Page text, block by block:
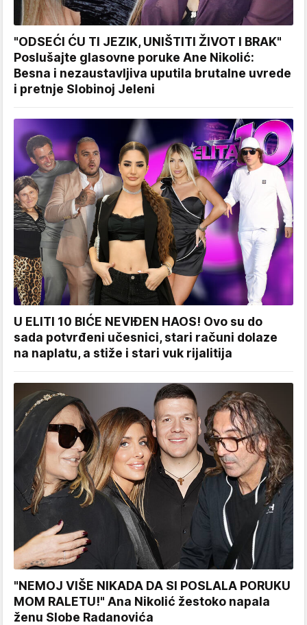
"ODSEĆI ĆU TI JEZIK, UNIŠTITI ŽIVOT I BRAK"
Poslušajte glasovne poruke Ane Nikolić:
Besna i nezaustavljiva uputila brutalne uvrede
i pretnje Slobinoj Jeleni
U ELITI 10 BIĆE NEVIĐEN HAOS! Ovo su do
sada potvrđeni učesnici, stari računi dolaze
na naplatu, a stiže i stari vuk rijalitija
"NEMOJ VIŠE NIKADA DA SI POSLALA PORUKU
MOM RALETU!" Ana Nikolić žestoko napala
ženu Slobe Radanovića